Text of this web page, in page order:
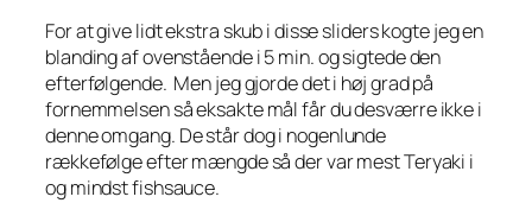
For at give lidt ekstra skub i disse sliders kogte jeg en
blanding af ovenstående i 5 min. og sigtede den
efterfølgende. Men jeg gjorde det i høj grad på
fornemmelsen så eksakte mål får du desværre ikke i
denne omgang. De står dog i nogenlunde
rækkefølge efter mængde så der var mest Teryaki i
og mindst fishsauce.